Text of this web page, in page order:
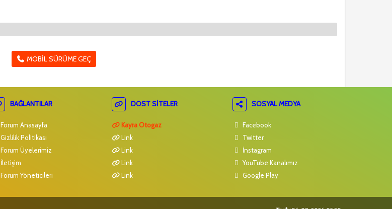
MOBIL SÜRÜME GEÇ
BAĞLANTILAR
Forum Anasayfa
Gizlilik Politikası
Forum Üyelerimiz
İletişim
Forum Yöneticileri
DOST SITELER
Kayra Otogaz
Link
Link
Link
Link
SOSYAL MEDYA
Facebook
Twitter
İnstagram
YouTube Kanalımız
Google Play